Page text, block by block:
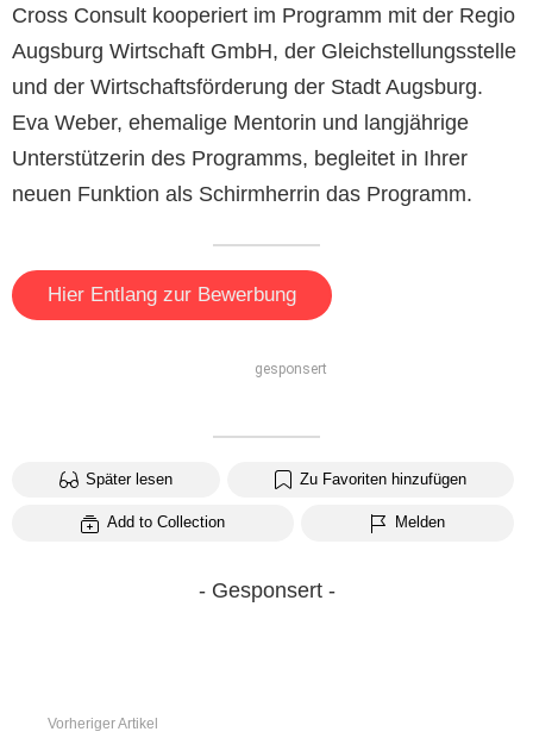
Cross Consult kooperiert im Programm mit der Regio
Augsburg Wirtschaft GmbH, der Gleichstellungsstelle
und der Wirtschaftsförderung der Stadt Augsburg.
Eva Weber, ehemalige Mentorin und langjährige
Unterstützerin des Programms, begleitet in Ihrer
neuen Funktion als Schirmherrin das Programm.
Hier Entlang zur Bewerbung
gesponsert
Später lesen Zu Favoriten hinzufügen
Add to Collection Melden
- Gesponsert -
Vorheriger Artikel